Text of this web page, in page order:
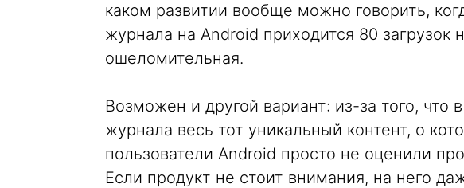
каком развитии вообще можно говорить,
журнала на Android приходится 80 загрузок
ошеломительная.
Возможен и другой вариант: из-за того, что
журнала весь тот уникальный контент, о
пользователи Android просто не оценили
Если продукт не стоит внимания, на него